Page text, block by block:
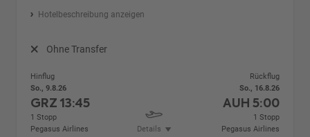
Hotelbeschreibung anzeigen
Ohne Transfer
Hinflug
So., 9.8.26
GRZ13:45
1 Stopp
Pegasus Airlines
Details
Rückflug
So., 16.8.26
AUH 5:00
1 Stopp
Pegasus Airlines